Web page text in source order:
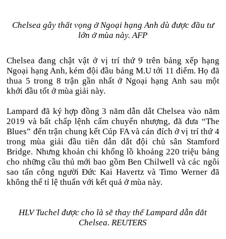
Chelsea gây thất vọng ở Ngoại hạng Anh dù được đầu tư
lớn ở mùa này. AFP
Chelsea đang chật vật ở vị trí thứ 9 trên bảng xếp hạng
Ngoại hạng Anh, kém đội đầu bảng M.U tới 11 điểm. Họ đã
thua 5 trong 8 trận gần nhất ở Ngoại hạng Anh sau một
khởi đầu tốt ở mùa giải này.
Lampard đã ký hợp đồng 3 năm dẫn dắt Chelsea vào năm
2019 và bất chấp lệnh cấm chuyển nhượng, đã đưa “The
Blues” đến trận chung kết Cúp FA và cán đích ở vị trí thứ 4
trong mùa giải đầu tiên dẫn dắt đội chủ sân Stamford
Bridge. Nhưng khoản chi khổng lồ khoảng 220 triệu bảng
cho những cầu thủ mới bao gồm Ben Chilwell và các ngôi
sao tấn công người Đức Kai Havertz và Timo Werner đã
không thể tỉ lệ thuẩn với kết quả ở mùa này.
HLV Tuchel được cho là sẽ thay thế Lampard dẫn dắt
Chelsea. REUTERS